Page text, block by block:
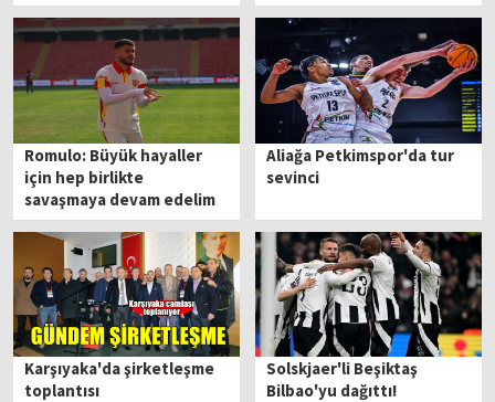
Romulo: Büyük hayaller
için hep birlikte
savaşmaya devam edelim
Aliağa Petkimspor'da tur
sevinci
Karşıyaka'da şirketleşme
toplantısı
Solskjaer'li Beşiktaş
Bilbao'yu dağıttı!